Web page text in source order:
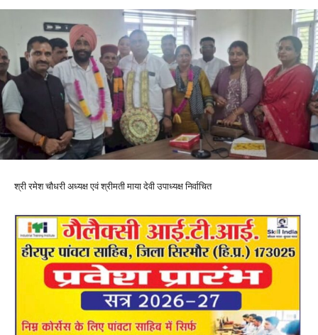
श्री रमेश चौधरी अध्यक्ष एवं श्रीमती माया देवी उपाध्यक्ष निर्वाचित